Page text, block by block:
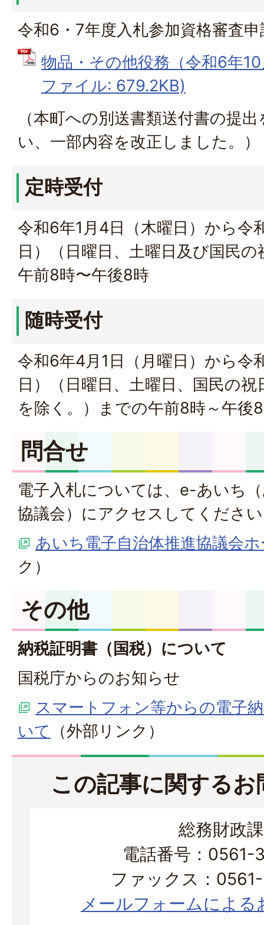
令和6・7年度入札参加資格審査
物品・その他役務（令和6年
ファイル: 679.2KB)
（本町への別送書類送付書の提
い、一部内容を改正しました。）
定時受付
令和6年1月4日（木曜日）から令
日）（日曜日、土曜日及び国民
午前8時〜午後8時
随時受付
令和6年4月1日（月曜日）から令
日）（日曜日、土曜日、国民の
を除く。）までの午前8時～午後
問合せ
電子入札については、e-あいち
協議会）にアクセスしてくださ
あいち電子自治体推進協議会
ク）
その他
納税証明書（国税）について
国税庁からのお知らせ
スマートフォン等からの電子
いて
（外部リンク）
この記事に関する
総務財政課
電話番号：0561-
ファックス：
メールフォームによる